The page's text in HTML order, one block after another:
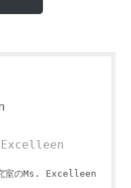
Excelleen
室のMs. Excelleen